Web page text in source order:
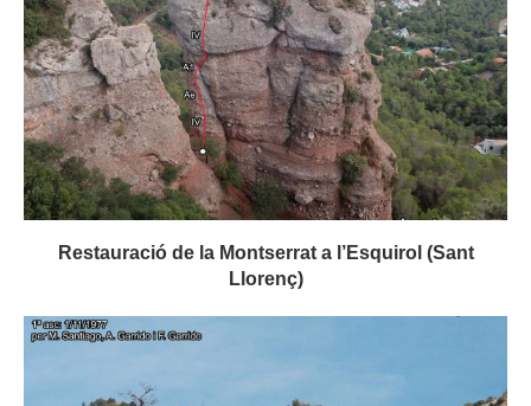
Restauració de la Montserrat a l’Esquirol (Sant
Llorenç)